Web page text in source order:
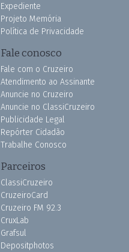
Expediente
Projeto Memória
Política de Privacidade
Fale conosco
Fale com o Cruzeiro
Atendimento ao Assinante
Anuncie no Cruzeiro
Anuncie no ClassiCruzeiro
Publicidade Legal
Repórter Cidadão
Trabalhe Conosco
Parceiros
ClassiCruzeiro
CruzeiroCard
Cruzeiro FM 92.3
CruxLab
Grafsul
Depositphotos